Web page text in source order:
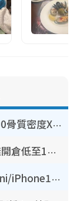
港大推賽馬會強化骨骼計劃！$100骨質密度X光檢查 完成免費運動訓練送超市禮券！附參加資格
開倉優惠 | 尖沙咀海港城名牌波鞋開倉低至1折！On鞋$899起／Joy&Peace鞋履$98起
豐澤優惠勁減低至44折！Mac mini/iPhone17Pro大減價！廚房家電$220起